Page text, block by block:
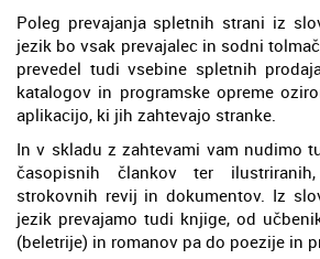
Poleg prevajanja spletnih strani iz
jezik bo vsak prevajalec in sodni
prevedel tudi vsebine spletnih
katalogov in programske opreme
aplikacijo, ki jih zahtevajo stranke.
In v skladu z zahtevami vam nudimo
časopisnih člankov ter
strokovnih revij in dokumentov. Iz
jezik prevajamo tudi knjige, od
(beletrije) in romanov pa do poezije in